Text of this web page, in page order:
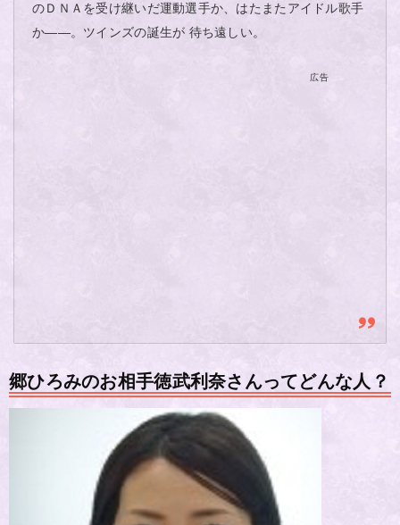
のＤＮＡを受け継いだ運動選手か、はたまたアイドル歌手
か――。ツインズの誕生が 待ち遠しい。
広告
郷ひろみのお相手徳武利奈さんってどんな人？